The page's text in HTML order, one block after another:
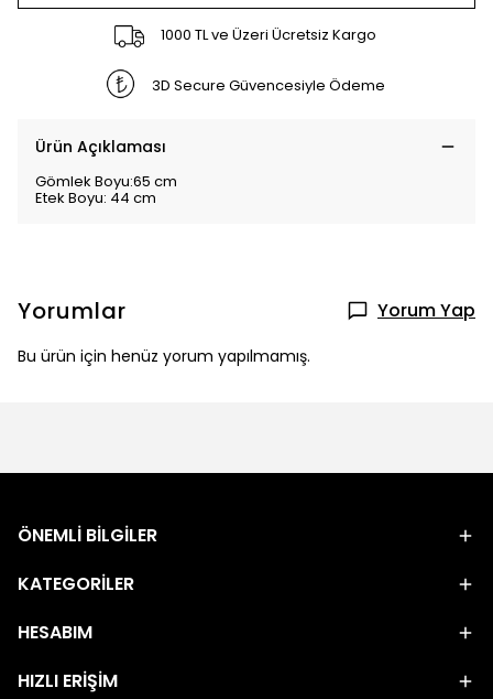
1000 TL ve Üzeri Ücretsiz Kargo
3D Secure Güvencesiyle Ödeme
Ürün Açıklaması
Gömlek Boyu:65 cm
Etek Boyu: 44 cm
Yorumlar Yorum Yap
Bu ürün için henüz yorum yapılmamış.
ÖNEMLİ BİLGİLER
KATEGORİLER
HESABIM
HIZLI ERİŞİM